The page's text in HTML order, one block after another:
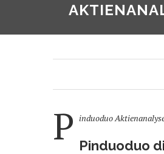
P induoduo
Pinduoduo